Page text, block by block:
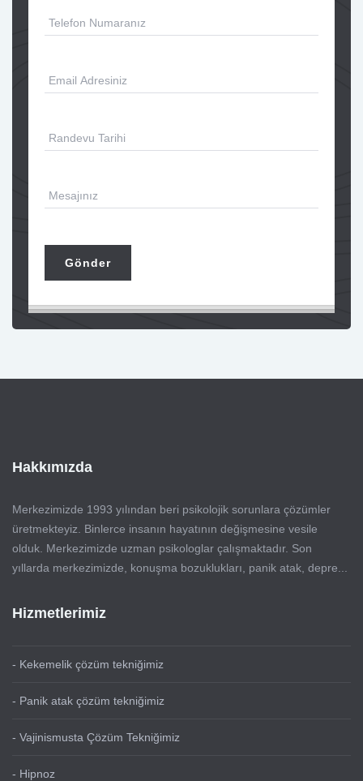
Hakkımızda
Merkezimizde 1993 yılından beri psikolojik sorunlara çözümler
üretmekteyiz. Binlerce insanın hayatının değişmesine vesile
olduk. Merkezimizde uzman psikologlar çalışmaktadır. Son
yıllarda merkezimizde, konuşma bozuklukları, panik atak, depre...
Hizmetlerimiz
- Kekemelik çözüm tekniğimiz
- Panik atak çözüm tekniğimiz
- Vajinismusta Çözüm Tekniğimiz
- Hipnoz